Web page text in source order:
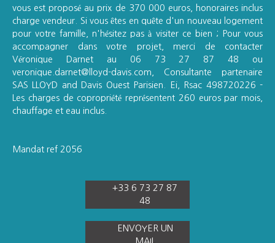
vous est proposé au prix de 370 000 euros, honoraires inclus
charge vendeur. Si vous êtes en quête d'un nouveau logement
pour votre famille, n'hésitez pas à visiter ce bien ; Pour vous
accompagner dans votre projet, merci de contacter
Véronique Darnet au 06 73 27 87 48 ou
veronique.darnet@lloyd-davis.com, Consultante partenaire
SAS LLOYD and Davis Ouest Parisien. Ei, Rsac 498720226 -
Les charges de copropriété représentent 260 euros par mois,
chauffage et eau inclus.
Mandat ref 2056
+33 6 73 27 87
48
ENVOYER UN
MAIL